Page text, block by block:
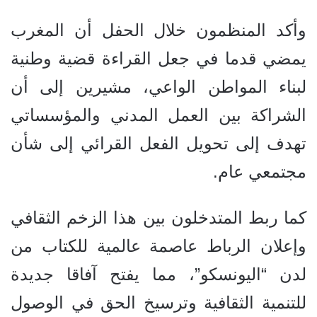
وأكد المنظمون خلال الحفل أن المغرب
يمضي قدما في جعل القراءة قضية وطنية
لبناء المواطن الواعي، مشيرين إلى أن
الشراكة بين العمل المدني والمؤسساتي
تهدف إلى تحويل الفعل القرائي إلى شأن
مجتمعي عام.
كما ربط المتدخلون بين هذا الزخم الثقافي
وإعلان الرباط عاصمة عالمية للكتاب من
لدن “اليونسكو”، مما يفتح آفاقا جديدة
للتنمية الثقافية وترسيخ الحق في الوصول